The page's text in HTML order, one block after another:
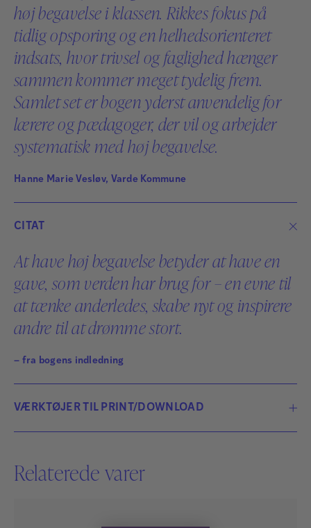
Rikke Christensen
Rikke Christensen har i mere end 25 år arbejdet som
lærer, leder og konsulent i folkeskolen. Siden 2016
har hendes primære fokus været på høj begavelse og
undervisningsdifferentiering i grundskolen.
Læs mere
høj begavelse i klassen. Rikkes fokus på
tidlig opsporing og en helhedsorienteret
indsats, hvor trivsel og faglighed hænger
sammen kommer meget tydelig frem.
Samlet set er bogen yderst anvendelig for
lærere og pædagoger, der vil og arbejder
systematisk med høj begavelse.
Hanne Marie Vesløv, Varde Kommune
CITAT
At have høj begavelse betyder at have en
gave, som verden har brug for – en evne til
at tænke anderledes, skabe nyt og inspirere
andre til at drømme stort.
– fra bogens indledning
VÆRKTØJER TIL PRINT/DOWNLOAD
Relaterede varer